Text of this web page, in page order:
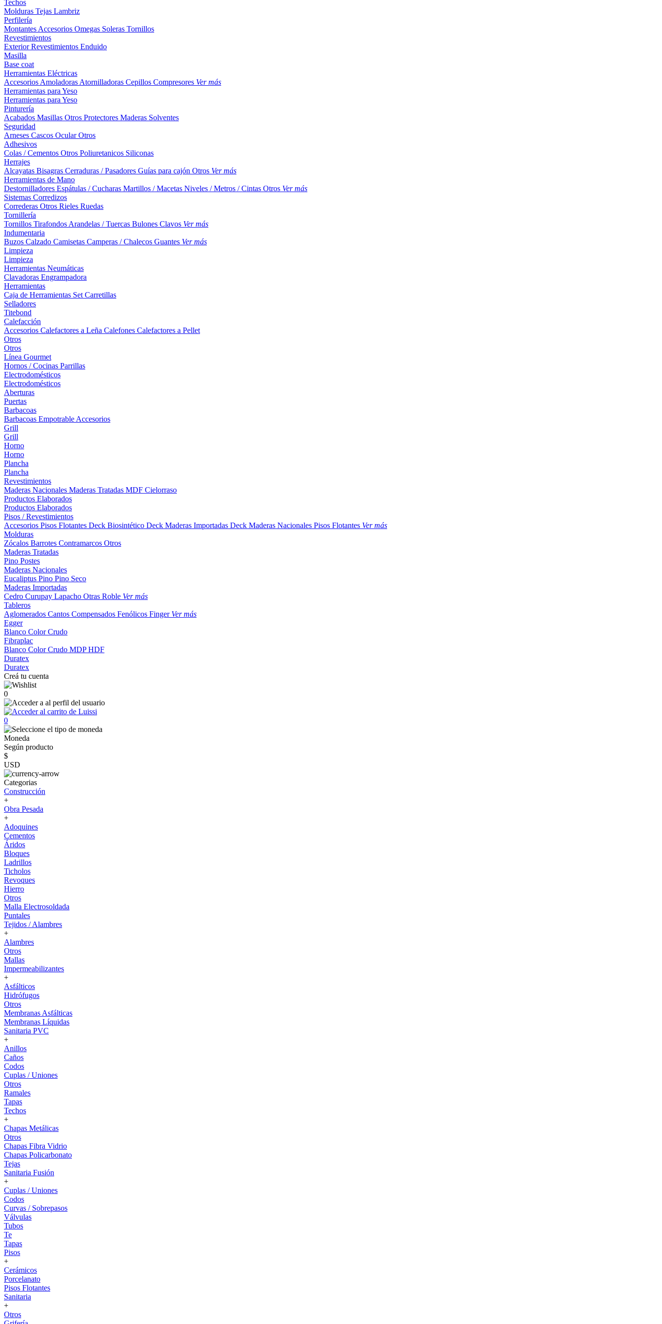
Techos
Molduras Tejas Lambriz
Perfilería
Montantes Accesorios Omegas Soleras Tornillos
Revestimientos
ExteriorRevestimientos Enduido
Masilla
Base coat
Herramientas Eléctricas
Accesorios Amoladoras Atornilladoras Cepillos Compresores Ver más
Herramientas para Yeso
Herramientas para Yeso
Pinturería
Acabados Masillas Otros Protectores Maderas Solventes
Seguridad
Arneses Cascos OcularOtros
Adhesivos
Colas / Cementos Otros Poliuretanicos Siliconas
Herrajes
Alcayatas Bisagras Cerraduras / Pasadores Guías para cajón Otros Ver más
Herramientas de Mano
Destornilladores Espátulas / Cucharas Martillos / Macetas Niveles / Metros / Cintas Otros Ver más
Sistemas Corredizos
Correderas Otros Rieles Ruedas
Tornillería
Tornillos Tirafondos Arandelas / Tuercas Bulones Clavos Ver más
Indumentaria
Buzos Calzado Camisetas Camperas / Chalecos Guantes Ver más
Limpieza
Limpieza
Herramientas Neumáticas
Clavadoras Engrampadora
Herramientas
Caja de Herramientas Set Carretillas
Selladores
Titebond
Calefacción
Accesorios Calefactores a Leña Calefones Calefactores a Pellet
Otros
Otros
Línea Gourmet
Hornos / Cocinas Parrillas
Electrodomésticos
Electrodomésticos
Aberturas
Puertas
Barbacoas
Barbacoas Empotrable Accesorios
Grill
Grill
Horno
Horno
Plancha
Plancha
Revestimientos
Maderas Nacionales Maderas Tratadas MDF Cielorraso
Productos Elaborados
Productos Elaborados
Pisos / Revestimientos
Accesorios Pisos Flotantes Deck Biosintético Deck Maderas Importadas Deck Maderas Nacionales Pisos Flotantes Ver más
Molduras
Zócalos Barrotes Contramarcos Otros
Maderas Tratadas
Pino Postes
Maderas Nacionales
Eucaliptus Pino Pino Seco
Maderas Importadas
Cedro Curupay Lapacho Otras Roble Ver más
Tableros
Aglomerados Cantos Compensados Fenólicos Finger Ver más
Egger
Blanco ColorCrudo
Fibraplac
Blanco ColorCrudo MDPHDF
Duratex
Duratex
Creá tu cuenta
0
0
Moneda
Según producto
$
USD
Categorias
Construcción
+
Obra Pesada
+
Adoquines
Cementos
Áridos
Bloques
Ladrillos
Ticholos
Revoques
Hierro
Otros
Malla Electrosoldada
Puntales
Tejidos / Alambres
+
Alambres
Otros
Mallas
Impermeabilizantes
+
Asfálticos
Hidrófugos
Otros
Membranas Asfálticas
Membranas Líquidas
Sanitaria PVC
+
Anillos
Caños
Codos
Cuplas / Uniones
Otros
Ramales
Tapas
Techos
+
Chapas Metálicas
Otros
Chapas Fibra Vidrio
Chapas Policarbonato
Tejas
Sanitaria Fusión
+
Cuplas / Uniones
Codos
Curvas / Sobrepasos
Válvulas
Tubos
Te
Tapas
Pisos
+
Cerámicos
Porcelanato
Pisos Flotantes
Sanitaria
+
Otros